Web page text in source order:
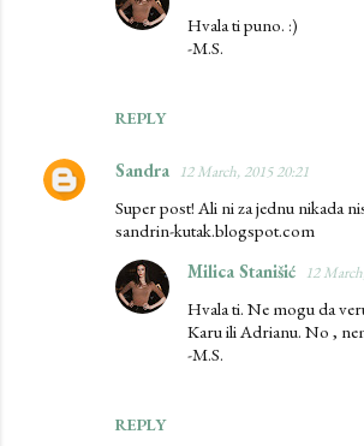
REPLY
Hvala ti puno. :)
-M.S.
Sandra 12 March, 2015 20:21
Super post! Ali ni za jednu nikada
sandrin-kutak.blogspot.com
REPLY
Milica Stanišić 12
Hvala ti. Ne mogu da
Karu ili Adrianu. No ,
-M.S.